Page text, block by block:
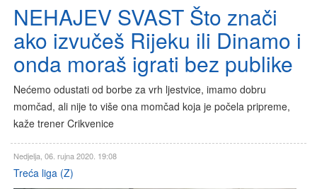
NEHAJEV SVAST Što znači
ako izvučeš Rijeku ili Dinamo i
onda moraš igrati bez publike
Nećemo odustati od borbe za vrh ljestvice, imamo dobru
momčad, ali nije to više ona momčad koja je počela pripreme,
kaže trener Crikvenice
Nedjelja, 06. rujna 2020. 19:08
Treća liga (Z)